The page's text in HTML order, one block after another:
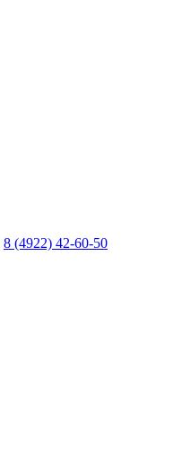
8 (4922) 42-60-50